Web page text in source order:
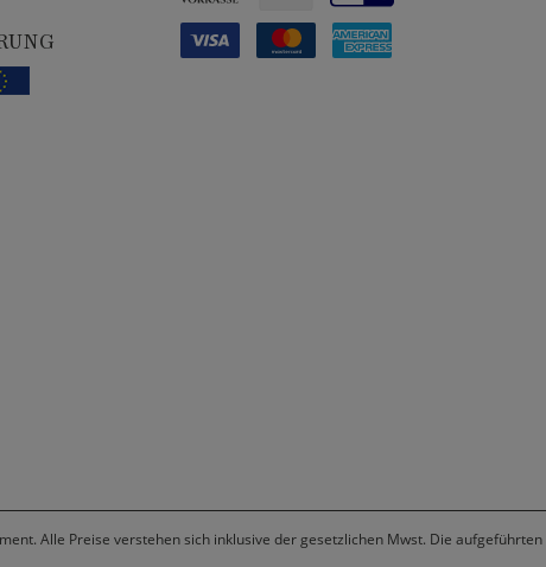
Alle Preise verstehen sich inklusive der gesetzlichen Mwst. Die